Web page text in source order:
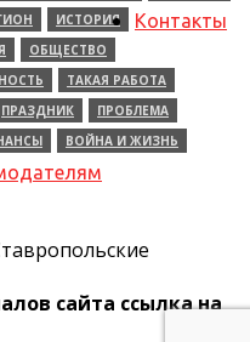
ИСТОРИЯ
ОБЩЕСТВО
ТАКАЯ РАБОТА
ПРАЗДНИК
ПРОБЛЕМА
ВОЙНА И ЖИЗНЬ
Контакты
сайта ссылка на